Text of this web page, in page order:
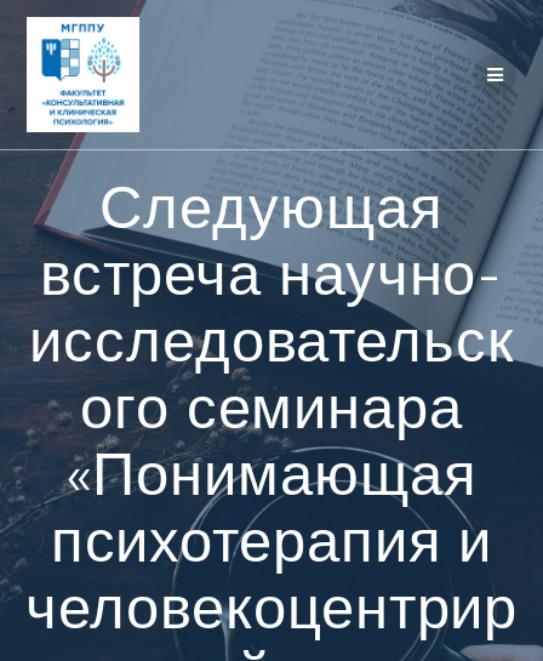
Перейти
контенту
Следующая
встреча научно-
исследовательск
ого семинара
«Понимающая
психотерапия и
человекоцентрир